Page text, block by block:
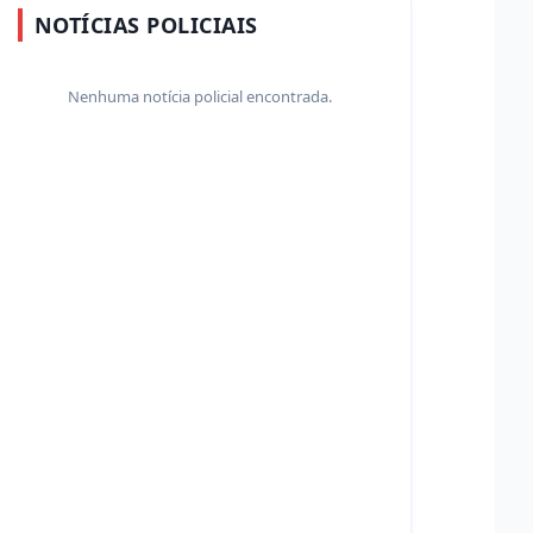
NOTÍCIAS POLICIAIS
Nenhuma notícia policial encontrada.